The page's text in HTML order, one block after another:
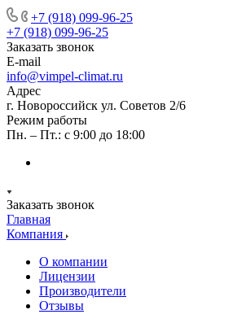
+7 (918) 099-96-25
+7 (918) 099-96-25
Заказать звонок
E-mail
info@vimpel-climat.ru
Адрес
г. Новороссийск ул. Советов 2/6
Режим работы
Пн. – Пт.: с 9:00 до 18:00
Заказать звонок
Главная
Компания
О компании
Лицензии
Производители
Отзывы